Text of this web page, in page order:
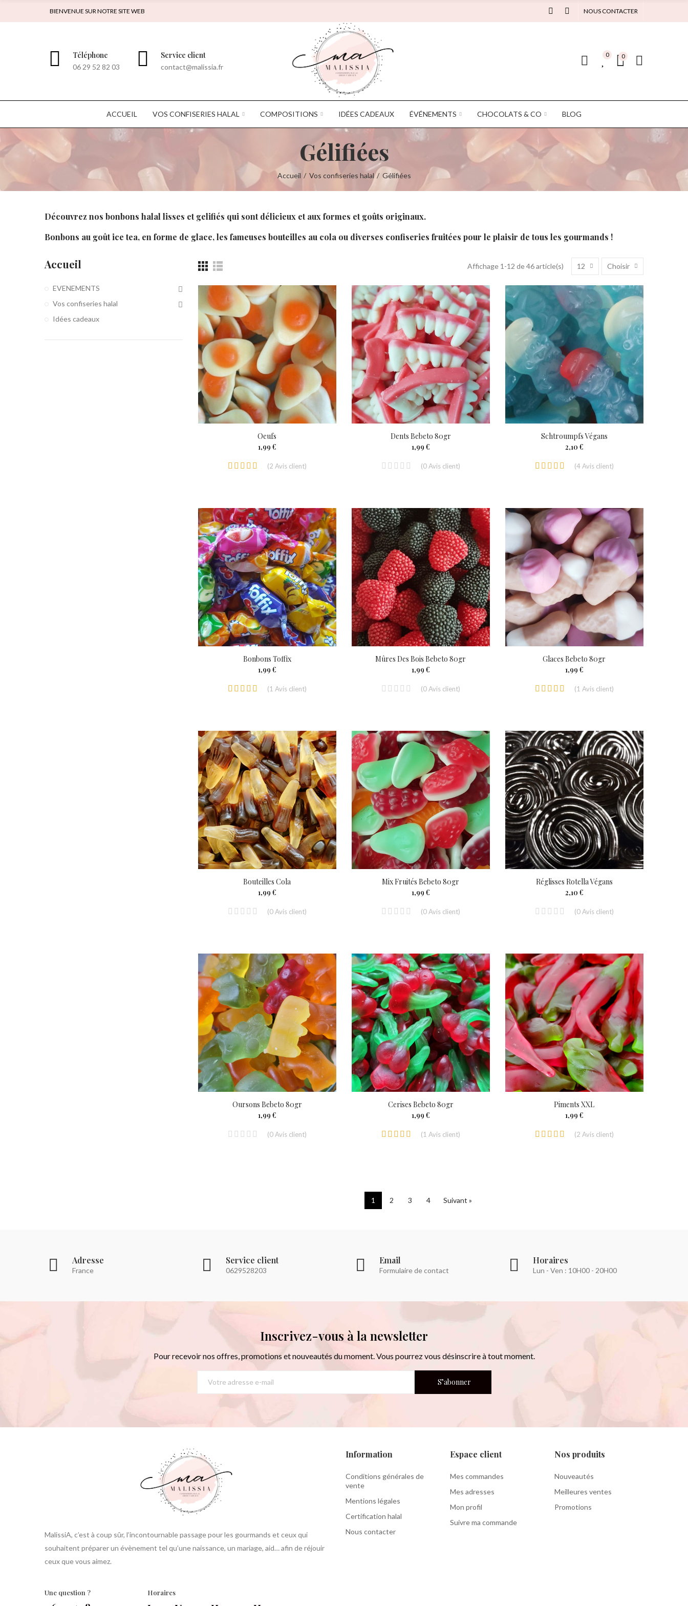
BIENVENUE SUR NOTRE SITE WEB NOUS CONTACTER
Téléphone
06 29 52 82 03
Service client
contact@malissia.fr
0 0
ACCUEIL VOS CONFISERIES HALAL COMPOSITIONS IDÉES CADEAUX ÉVÉNEMENTS CHOCOLATS & CO BLOG
Gélifiées
Accueil Vos confiseries halal Gélifiées
Découvrez nos bonbons halal lisses et gelifiés qui sont délicieux et aux formes et goûts originaux.
Bonbons au goût ice tea, en forme de glace, les fameuses bouteilles au cola ou diverses confiseries fruitées pour le plaisir de tous les gourmands !
Affichage 1-12 de 46 article(s) 12 Choisir
Oeufs
1,99 €
(2 Avis client)
Dents Bebeto 80gr
1,99 €
(0Avis client)
Schtroumpfs Végans
2,10 €
(4Avis client)
Bonbons Toffix
1,99 €
(1 Avis client)
Mûres Des Bois Bebeto 80gr
1,99 €
(0Avis client)
Glaces Bebeto 80gr
1,99 €
(1 Avis client)
Bouteilles Cola
1,99 €
(0Avis client)
Mix Fruités Bebeto 80gr
1,99 €
(0Avis client)
Réglisses Rotella Végans
2,10 €
(0Avis client)
Oursons Bebeto 80gr
1,99 €
(0Avis client)
Cerises Bebeto 80gr
1,99 €
(1 Avis client)
Piments XXL
1,99 €
(2 Avis client)
1 2 3 4 Suivant »
Accueil
EVENEMENTS
Vos confiseries halal
Idées cadeaux
Adresse
France
Service client
0629528203
Email
Formulaire de contact
Horaires
Lun - Ven : 10H00 - 20H00
Inscrivez-vous à la newsletter
Pour recevoir nos offres, promotions et nouveautés du moment. Vous pourrez vous désinscrire à tout moment.
S’abonner
MalissiA, c’est à coup sûr, l’incontournable passage pour les gourmands et ceux qui
souhaitent préparer un évènement tel qu’une naissance, un mariage, aid… afin de réjouir
ceux que vous aimez.
Une question ? Horaires
Information
Conditions générales de
vente
Mentions légales
Certification halal
Nous contacter
Espace client
Mes commandes
Mes adresses
Mon profil
Suivre ma commande
Nos produits
Nouveautés
Meilleures ventes
Promotions